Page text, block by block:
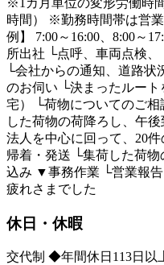
時間） ※勤務時間帯は営
例】 7:00～16:00、8:00～
所出社 └点呼、車両点検
└会社からの通知、道路
のお伺い └決まったルート
宅） └荷物についてのご
した荷物の荷降ろし、午
法人を中心に回って、20
帰着・発送 └集荷した荷
込み ▼事務作業 └営業報
疲れさまでした
休日・休暇
交代制 ◆年間休日113日以